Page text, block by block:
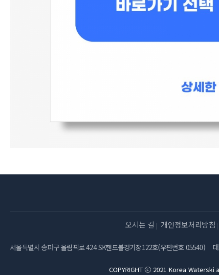
오시는 길 개인정보처리방침
서울특별시 송파구 올림픽로 424 SK핸드볼경기장122호(우편번호 05540)
COPYRIGHT ⓒ 2021 Korea Waterski